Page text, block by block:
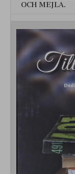
OCH MEJLA.